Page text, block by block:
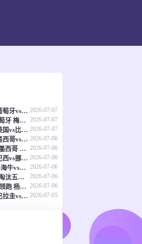
07月07日 世界杯1/8决赛 葡萄牙vs西班牙 全场录像 2026-07-07
进八强！西班牙1-0淘汰葡萄牙 梅里诺91分钟绝杀41岁C罗最后一舞 2026-07-07
07月07日 世界杯1/8决赛 美国vs比利时 进球 2026-07-07
07月06日 世界杯1/8决赛 墨西哥vs英格兰 全场录像 2026-07-06
险胜！十人英格兰3-2淘汰墨西哥 贝林双响凯恩点射+送点宽萨直红 2026-07-06
07月06日 世界杯1/8决赛 巴西vs挪威 全场录像 2026-07-06
07月06日 中超第17轮 青岛海牛vs成都蓉城 全场录像 2026-07-06
哈兰德精彩双响！挪威2-1淘汰五星巴西 内马尔点射吉马良斯失点 2026-07-06
遭绝平！蓉城1-1海牛14分领跑 杨明洋建功杨聪救主 海牛仍倒数第3 2026-07-06
07月05日 世界杯1/8决赛 巴拉圭vs法国 全场录像 2026-07-05